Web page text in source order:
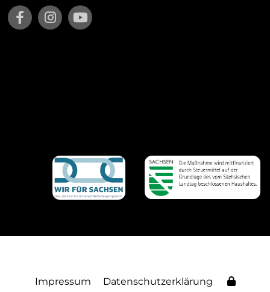
Impressum Datenschutzerklärung